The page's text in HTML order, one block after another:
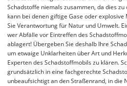
Schadstoffe niemals zusammen, da dies
kann bei denen giftige Gase oder
Sie Verantwortung für Natur und Umwelt.
wer Abfälle vor Eintreffen des
ablagert! Übergeben Sie deshalb Ihre
um etwaige Unklarheiten über Art und
Experten des Schadstoffmobils zu klären.
grundsätzlich in eine fachgerechte
unbeaufsichtigt an den Straßenrand, in die